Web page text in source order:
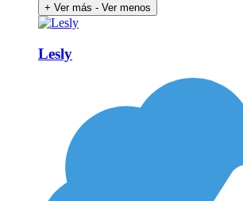
+ Ver más - Ver menos
Lesly